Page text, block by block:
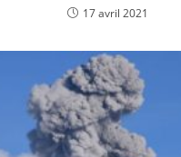
17 avril 2021